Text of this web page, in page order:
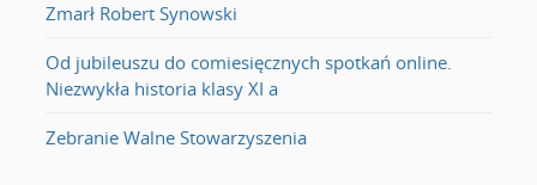
Zmarł Robert Synowski
Od jubileuszu do comiesięcznych spotkań online.
Niezwykła historia klasy XI a
Zebranie Walne Stowarzyszenia